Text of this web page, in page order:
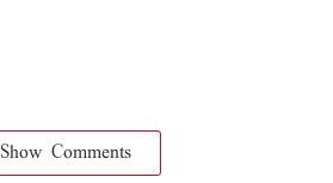
Show Comments